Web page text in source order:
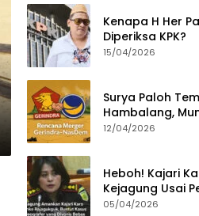
Kenapa H Her
Diperiksa KPK?
15/04/2026
Surya Paloh
Hambalang,
Penggabungan
12/04/2026
Heboh! Kajari
Kejagung Usai
Videografer
05/04/2026